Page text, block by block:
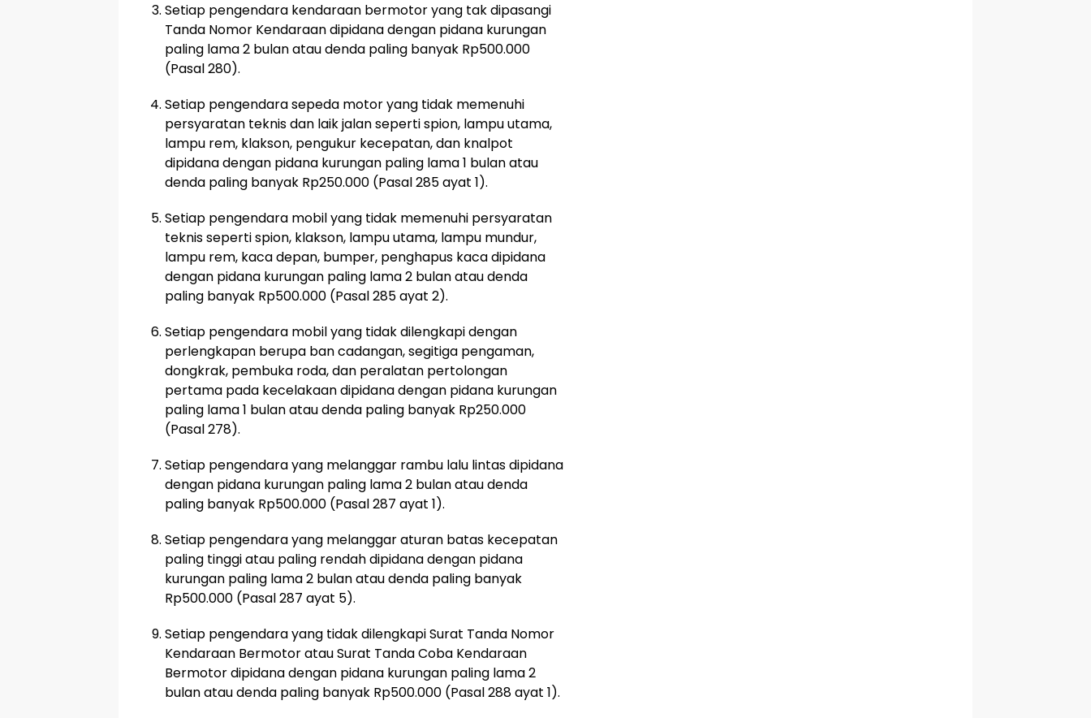
Setiap pengendara kendaraan bermotor yang tak dipasangi
Tanda Nomor Kendaraan dipidana dengan pidana kurungan
paling lama 2 bulan atau denda paling banyak Rp500.000
(Pasal 280).
Setiap pengendara sepeda motor yang tidak memenuhi
persyaratan teknis dan laik jalan seperti spion, lampu utama,
lampu rem, klakson, pengukur kecepatan, dan knalpot
dipidana dengan pidana kurungan paling lama 1 bulan atau
denda paling banyak Rp250.000 (Pasal 285 ayat 1).
Setiap pengendara mobil yang tidak memenuhi persyaratan
teknis seperti spion, klakson, lampu utama, lampu mundur,
lampu rem, kaca depan, bumper, penghapus kaca dipidana
dengan pidana kurungan paling lama 2 bulan atau denda
paling banyak Rp500.000 (Pasal 285 ayat 2).
Setiap pengendara mobil yang tidak dilengkapi dengan
perlengkapan berupa ban cadangan, segitiga pengaman,
dongkrak, pembuka roda, dan peralatan pertolongan
pertama pada kecelakaan dipidana dengan pidana kurungan
paling lama 1 bulan atau denda paling banyak Rp250.000
(Pasal 278).
Setiap pengendara yang melanggar rambu lalu lintas dipidana
dengan pidana kurungan paling lama 2 bulan atau denda
paling banyak Rp500.000 (Pasal 287 ayat 1).
Setiap pengendara yang melanggar aturan batas kecepatan
paling tinggi atau paling rendah dipidana dengan pidana
kurungan paling lama 2 bulan atau denda paling banyak
Rp500.000 (Pasal 287 ayat 5).
Setiap pengendara yang tidak dilengkapi Surat Tanda Nomor
Kendaraan Bermotor atau Surat Tanda Coba Kendaraan
Bermotor dipidana dengan pidana kurungan paling lama 2
bulan atau denda paling banyak Rp500.000 (Pasal 288 ayat 1).